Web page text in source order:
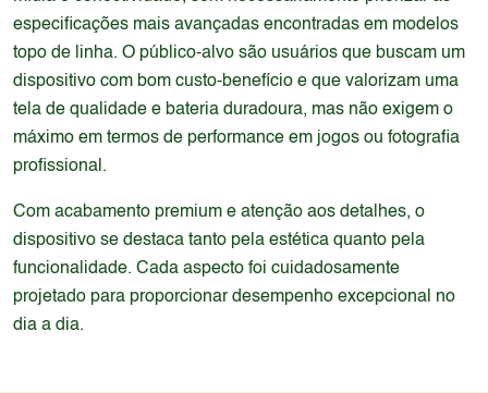
especificações mais avançadas encontradas em modelos
topo de linha. O público-alvo são usuários que buscam um
dispositivo com bom custo-benefício e que valorizam uma
tela de qualidade e bateria duradoura, mas não exigem o
máximo em termos de performance em jogos ou fotografia
profissional.
Com acabamento premium e atenção aos detalhes, o
dispositivo se destaca tanto pela estética quanto pela
funcionalidade. Cada aspecto foi cuidadosamente
projetado para proporcionar desempenho excepcional no
dia a dia.